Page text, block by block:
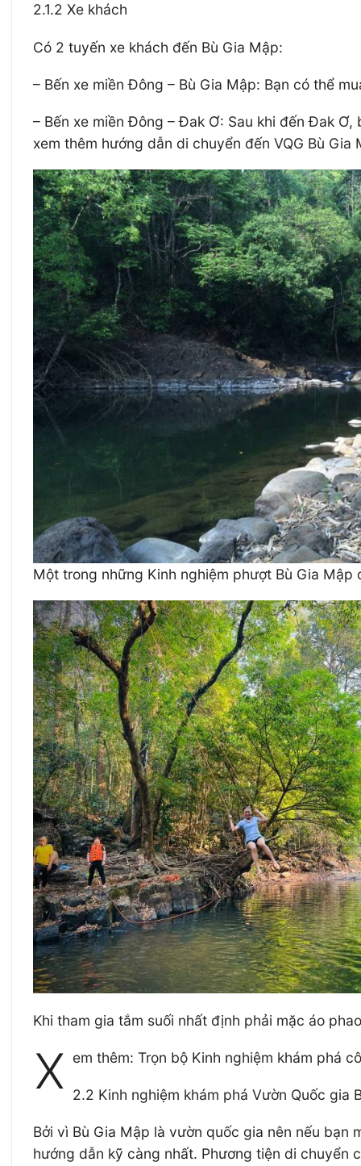
2.1.2 Xe khách
Có 2 tuyến xe khách đến Bù Gia Mập:
– Bến xe miền Đông – Bù Gia Mập: Bạn có thể
– Bến xe miền Đông – Đak Ơ: Sau khi đến Đak
xem thêm hướng dẫn di chuyển đến VQG Bù Gia
Một trong những Kinh nghiệm phượt Bù Gia
Khi tham gia tắm suối nhất định phải mặc áo
X em thêm: Trọn bộ Kinh nghiệm khám phá
2.2 Kinh nghiệm khám phá Vườn Quốc gia
Bởi vì Bù Gia Mập là vườn quốc gia nên nếu
hướng dẫn kỹ càng nhất. Phương tiện di chuyển